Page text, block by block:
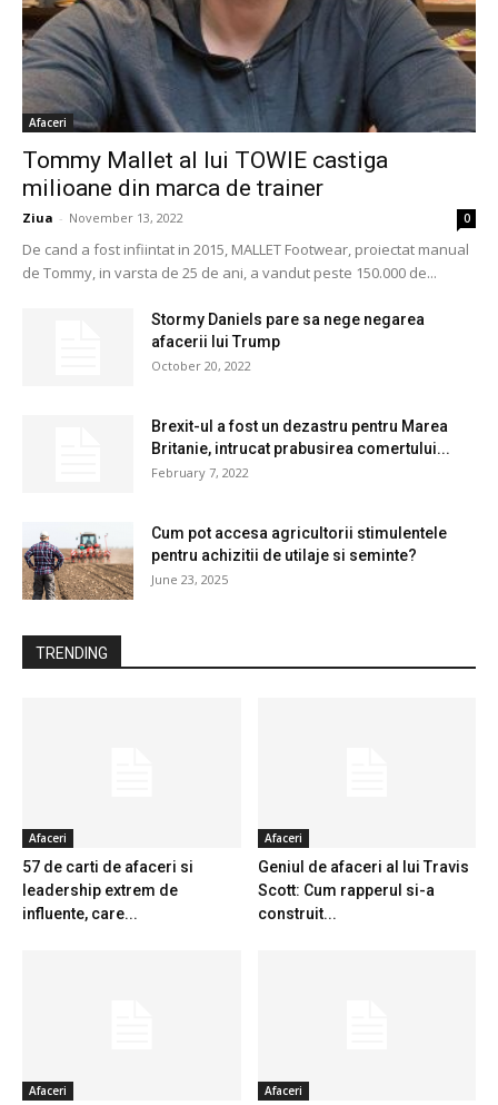
Afaceri
Tommy Mallet al lui TOWIE castiga
milioane din marca de trainer
Ziua - November 13, 2022 0
De cand a fost infiintat in 2015, MALLET Footwear, proiectat manual
de Tommy, in varsta de 25 de ani, a vandut peste 150.000 de...
Stormy Daniels pare sa nege negarea
afacerii lui Trump
October 20, 2022
Brexit-ul a fost un dezastru pentru Marea
Britanie, intrucat prabusirea comertului...
February 7, 2022
Cum pot accesa agricultorii stimulentele
pentru achizitii de utilaje si seminte?
June 23, 2025
TRENDING
Afaceri
57 de carti de afaceri si
leadership extrem de
influente, care...
Afaceri
Geniul de afaceri al lui Travis
Scott: Cum rapperul si-a
construit...
Afaceri Afaceri